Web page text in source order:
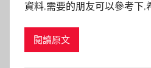
資料,需要的朋友可以參考下,
閱讀原文